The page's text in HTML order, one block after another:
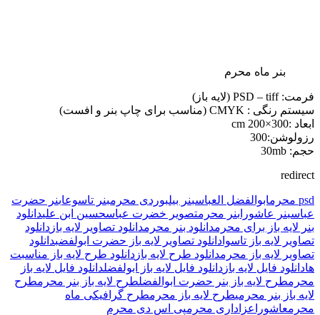
بنر ماه محرم
فرمت: PSD – tiff (لایه باز)
سیستم رنگی : CMYK (مناسب برای چاپ بنر و افست)
ابعاد :300×200 cm
رزولوشن:300
حجم: 30mb
redirect
psd محرم ابوالفضل العباسبنر بیلبوردی محرمبنر تاسوعابنر حضرت
عباسبنر عاشورا بنر محرمتصویر خضرت عباسحسین ابن علیدانلود
بنر لایه باز برای محرمدانلود بنر محرمدانلود تصاویر لایه باز دانلود
تصاویر لایه باز تاسوا دانلود تصاویر لایه باز حضرت ابولفضبدانلود
تصاویر لایه باز محرمدانلود طرح لایه باز دانلود طرح لایه باز مناسبت
هادانلود فایل لایه باز دانلود فایل لایه باز ابولفضلدانلود فایل لایه باز
محرمطرح لایه باز بنر حضرت ابوالفضلطرح لایه باز بنر محرمطرح
لایه باز بنر محرمیطرح لایه باز محرمطرح گرافیکی ماه
محرمعاشورا عزاداری محرمپی اس دی محرم